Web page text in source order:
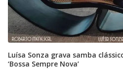
Luísa Sonza grava samba
‘Bossa Sempre Nova’